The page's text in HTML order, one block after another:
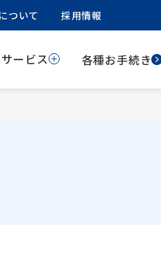
ついて 採用情報
ービス 各種お手続き